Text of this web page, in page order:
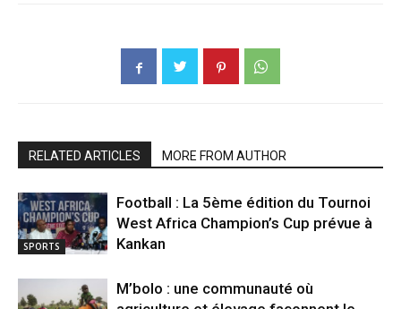
RELATED ARTICLES MORE FROM AUTHOR
SPORTS
Football : La 5ème édition du Tournoi
West Africa Champion’s Cup prévue à
Kankan
M’bolo : une communauté où